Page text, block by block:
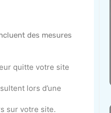
des mesures
quitte votre site
lors d’une
sur votre site.